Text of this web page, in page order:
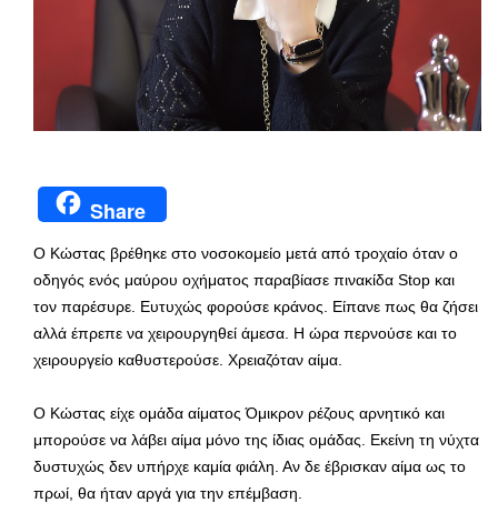
Share
Ο Κώστας βρέθηκε στο νοσοκομείο μετά από τροχαίο όταν ο
οδηγός ενός μαύρου οχήματος παραβίασε πινακίδα Stop και
τον παρέσυρε. Ευτυχώς φορούσε κράνος. Είπανε πως θα ζήσει
αλλά έπρεπε να χειρουργηθεί άμεσα. Η ώρα περνούσε και το
χειρουργείο καθυστερούσε. Χρειαζόταν αίμα.
Ο Κώστας είχε ομάδα αίματος Όμικρον ρέζους αρνητικό και
μπορούσε να λάβει αίμα μόνο της ίδιας ομάδας. Εκείνη τη νύχτα
δυστυχώς δεν υπήρχε καμία φιάλη. Αν δε έβρισκαν αίμα ως το
πρωί, θα ήταν αργά για την επέμβαση.